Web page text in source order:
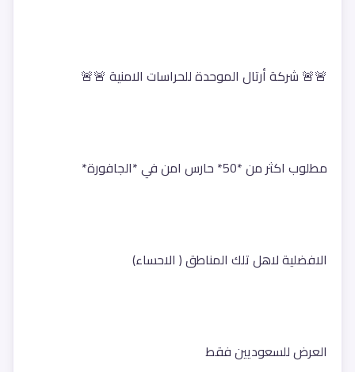
🚨🚨 شركة أرتال الموحدة للحراسات الامنية 🚨🚨
مطلوب اكثر من *50* حارس امن في *الجافورة*
الافضلية لاهل تلك المناطق ( الاحساء)
العرض للسعوديين فقط